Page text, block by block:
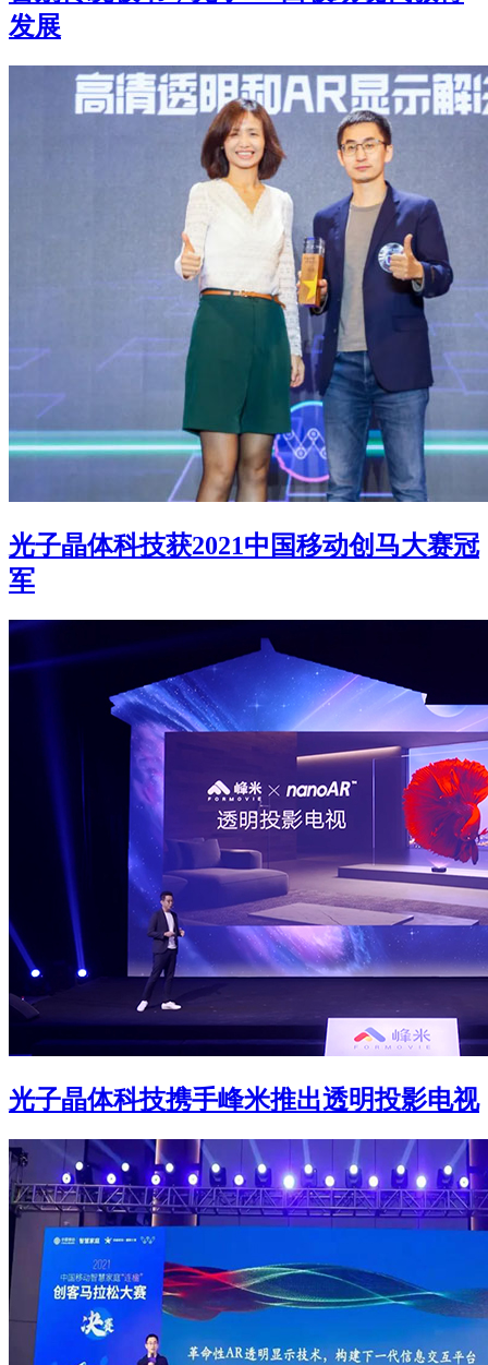
发展
光子晶体科技获2021中国移动创马大赛冠
军
光子晶体科技携手峰米推出透明投影电视